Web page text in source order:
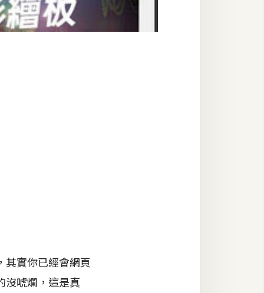
實你已經會網頁
沒唬爛，這是真